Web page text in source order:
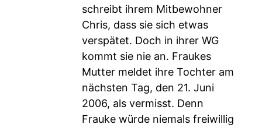
schreibt ihrem Mitbewohner
Chris, dass sie sich etwas
verspätet. Doch in ihrer WG
kommt sie nie an. Fraukes
Mutter meldet ihre Tochter am
nächsten Tag, den 21. Juni
2006, als vermisst. Denn
Frauke würde niemals freiwillig